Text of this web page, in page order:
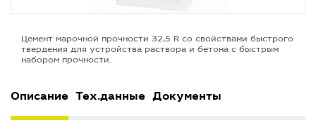
Цемент марочной прочности 32,5 R со свойствами быстрого
твердения для устройства раствора и бетона с быстрым
набором прочности.
Описание Тех.данные Документы